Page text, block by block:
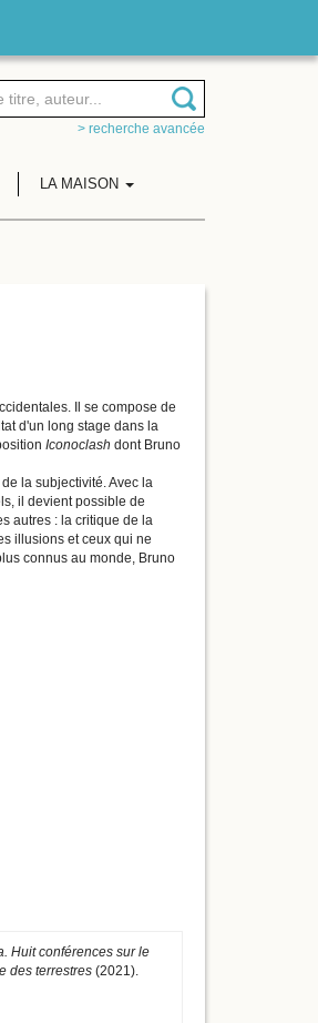
> recherche avancée
LA MAISON
Il se compose de
d'un long stage dans la
Iconoclash dont Bruno
la subjectivité. Avec la
il devient possible de
autres : la critique de la
illusions et ceux qui ne
connus au monde, Bruno
Huit conférences sur le
des terrestres(2021).